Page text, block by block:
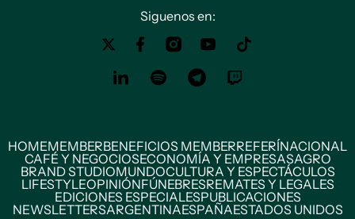
Siguenos en:
HOMEMEMBERBENEFICIOS MEMBERREFERÍNACIONAL
CAFÉ Y NEGOCIOSECONOMÍA Y EMPRESASAGRO
BRAND STUDIOMUNDOCULTURA Y ESPECTÁCULOS
LIFESTYLEOPINIÓNFÚNEBRESREMATES Y LEGALES
EDICIONES ESPECIALESPUBLICACIONES
NEWSLETTERSARGENTINAESPAÑAESTADOS UNIDOS